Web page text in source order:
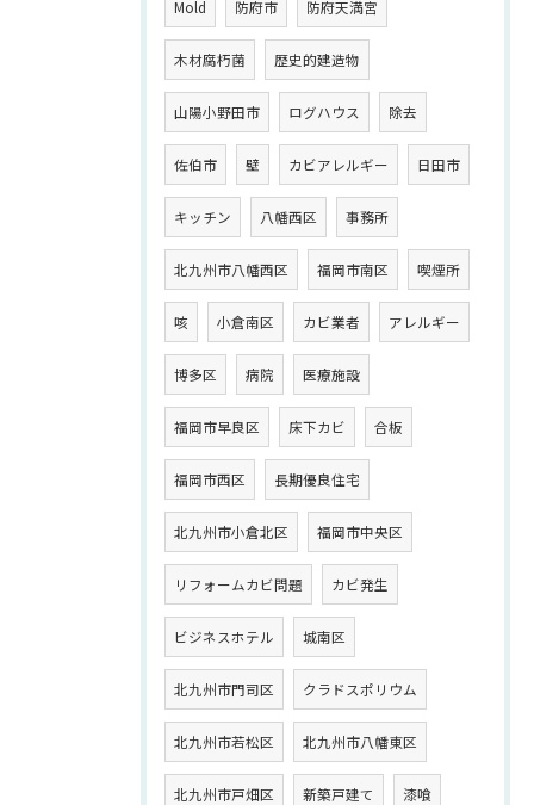
Mold 防府市 防府天満宮
木材腐朽菌 歴史的建造物
山陽小野田市 ログハウス 除去
佐伯市 壁 カビアレルギー 日田市
キッチン 八幡西区 事務所
北九州市八幡西区 福岡市南区 喫煙所
咳 小倉南区 カビ業者 アレルギー
博多区 病院 医療施設
福岡市早良区 床下カビ 合板
福岡市西区 長期優良住宅
北九州市小倉北区 福岡市中央区
リフォームカビ問題 カビ発生
ビジネスホテル 城南区
北九州市門司区 クラドスポリウム
北九州市若松区 北九州市八幡東区
北九州市戸畑区 新築戸建て 漆喰